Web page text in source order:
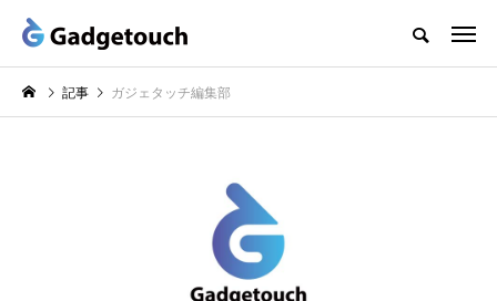
記事 ガジェタッチ編集部